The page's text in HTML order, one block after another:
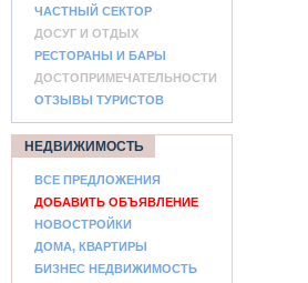
ЧАСТНЫЙ СЕКТОР
ДОСУГ И ОТДЫХ
РЕСТОРАНЫ И БАРЫ
ДОСТОПРИМЕЧАТЕЛЬНОСТИ
ОТЗЫВЫ ТУРИСТОВ
НЕДВИЖИМОСТЬ
ВСЕ ПРЕДЛОЖЕНИЯ
ДОБАВИТЬ ОБЪЯВЛЕНИЕ
НОВОСТРОЙКИ
ДОМА, КВАРТИРЫ
БИЗНЕС НЕДВИЖИМОСТЬ